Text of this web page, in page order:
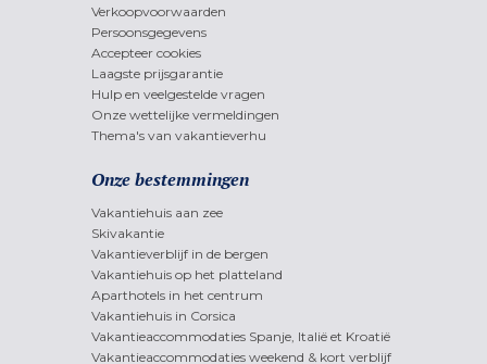
Verkoopvoorwaarden
Persoonsgegevens
Accepteer cookies
Laagste prijsgarantie
Hulp en veelgestelde vragen
Onze wettelijke vermeldingen
Thema's van vakantieverhu
Onze bestemmingen
Vakantiehuis aan zee
Skivakantie
Vakantieverblijf in de bergen
Vakantiehuis op het platteland
Aparthotels in het centrum
Vakantiehuis in Corsica
Vakantieaccommodaties Spanje, Italië et Kroatië
Vakantieaccommodaties weekend & kort verblijf